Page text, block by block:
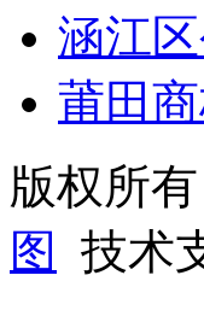
涵江
莆田
版权所有
图
技术